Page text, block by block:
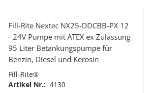
Fill-Rite Nextec NX25-DDCBB-PX 12
- 24V Pumpe mit ATEX ex Zulassung
95 Liter Betankungspumpe für
Benzin, Diesel und Kerosin
Fill-Rite®
Artikel Nr.: 4130